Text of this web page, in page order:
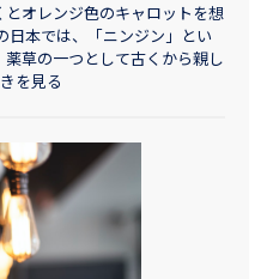
オレンジ色のキャロットを想
日本では、「ニンジン」とい
草の一つとして古くから親し
を見る